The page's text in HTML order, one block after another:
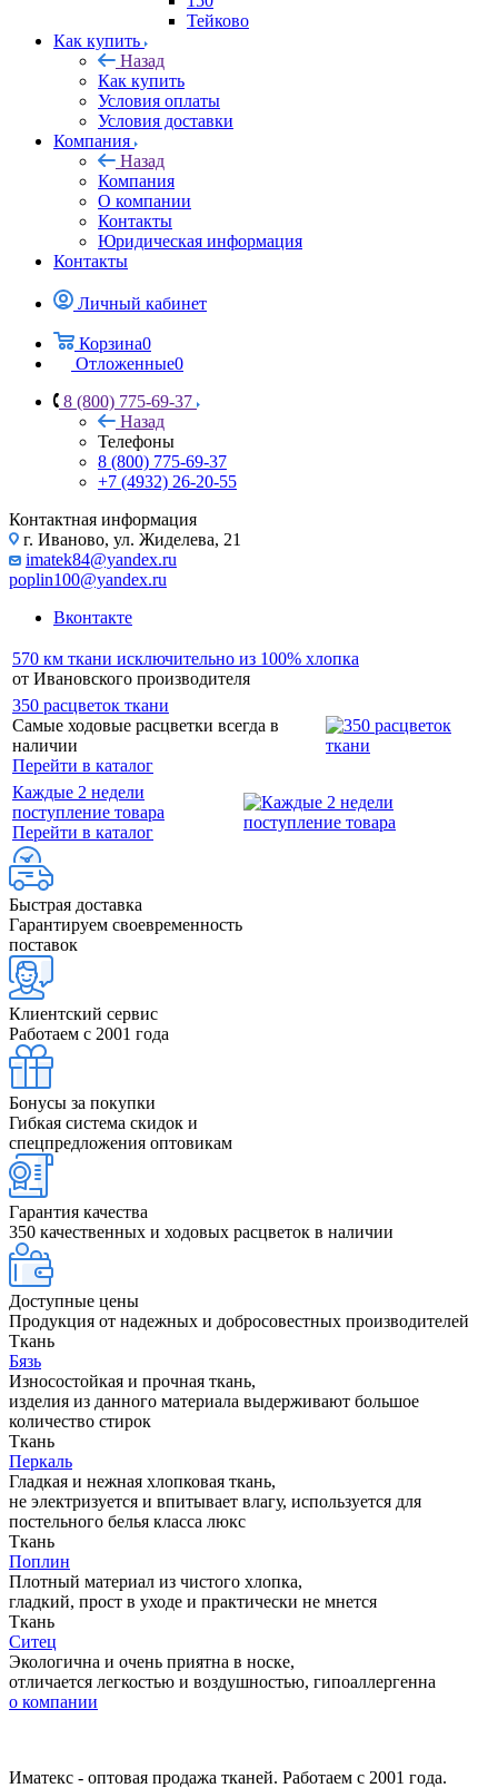
Тейково
Как купить
Назад
Как купить
Условия оплаты
Условия доставки
Компания
Назад
Компания
О компании
Контакты
Юридическая информация
Контакты
Личный кабинет
Корзина0
Отложенные0
8 (800) 775-69-37
Назад
Телефоны
8 (800) 775-69-37
+7 (4932) 26-20-55
Контактная информация
г. Иваново, ул. Жиделева, 21
imatek84@yandex.ru
poplin100@yandex.ru
Вконтакте
570 км ткани исключительно из 100% хлопка
от Ивановского производителя
350 расцветок ткани
Самые ходовые расцветки всегда в
наличии
Перейти в каталог
Каждые 2 недели
поступление товара
Перейти в каталог
Быстрая доставка
Гарантируем своевременность
поставок
Клиентский сервис
Работаем с 2001 года
Бонусы за покупки
Гибкая система скидок и
спецпредложения оптовикам
Гарантия качества
350 качественных и ходовых расцветок в наличии
Доступные цены
Продукция от надежных и добросовестных производителей
Ткань
Бязь
Износостойкая и прочная ткань,
изделия из данного материала выдерживают большое
количество стирок
Ткань
Перкаль
Гладкая и нежная хлопковая ткань,
не электризуется и впитывает влагу, используется для
постельного белья класса люкс
Ткань
Поплин
Плотный материал из чистого хлопка,
гладкий, прост в уходе и практически не мнется
Ткань
Ситец
Экологична и очень приятна в носке,
отличается легкостью и воздушностью, гипоаллергенна
о компании
Иматекс - оптовая продажа тканей. Работаем с 2001 года.